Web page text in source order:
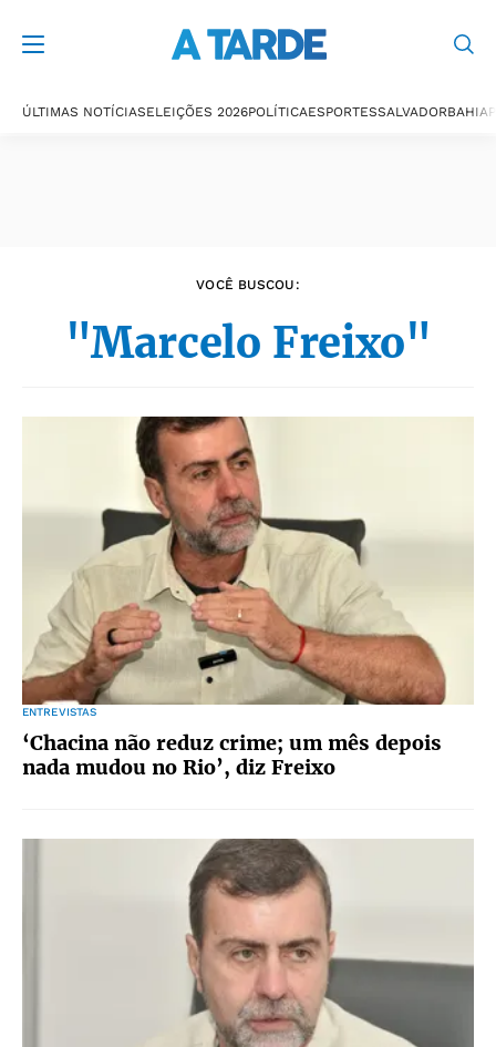
ÚLTIMAS NOTÍCIASELEIÇÕES 2026POLÍTICAESPORTESSALVADORBAHIA
VOCÊ BUSCOU:
"Marcelo Freixo"
ENTREVISTAS
‘Chacina não reduz crime; um mês depois
nada mudou no Rio’, diz Freixo